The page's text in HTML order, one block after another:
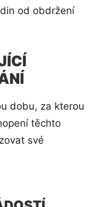
od obdržení
dobu, za kterou
těchto
své